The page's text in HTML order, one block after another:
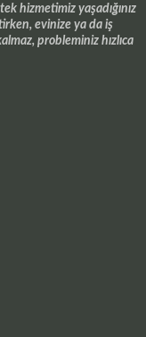
hizmetimiz yaşadığınız
evinize ya da iş
probleminiz hızlıca